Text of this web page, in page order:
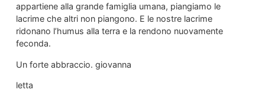
appartiene alla grande famiglia umana, piangiamo le
lacrime che altri non piangono. E le nostre lacrime
ridonano l’humus alla terra e la rendono nuovamente
feconda.
Un forte abbraccio. giovanna
letta